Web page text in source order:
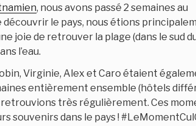
, nous avons passé 2 semaines au
découvrir le pays, nous étions
joie de retrouver la plage (dans le sud
l’eau.
Virginie, Alex et Caro étaient
entièrement ensemble (hôtels
retrouvions très régulièrement. Ces
souvenirs dans le pays !